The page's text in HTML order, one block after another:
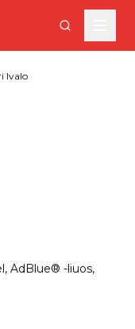
Ivalo
AdBlue® -liuos,